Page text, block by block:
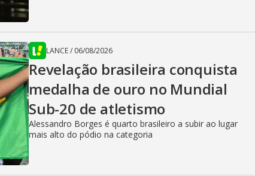
LANCE/ 06/08/2026
Revelação brasileira conquista
medalha de ouro no Mundial
Sub-20 de atletismo
Alessandro Borges é quarto brasileiro a subir ao lugar
mais alto do pódio na categoria